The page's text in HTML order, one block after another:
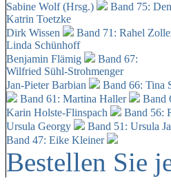
Sabine Wolf (Hrsg.)
Band 75:
Katrin Toetzke
Dirk Wissen
Band 71: Rahel
Linda Schünhoff
Benjamin Flämig
Band 67:
Wilfried Sühl-Strohmenger
Jan-Pieter Barbian
Band 66: Tina
Band 61: Martina Haller
Band
Karin Holste-Flinspach
Band 56:
Ursula Georgy
Band 51: Ursula
Band 47: Eike Kleiner
Bestellen Sie